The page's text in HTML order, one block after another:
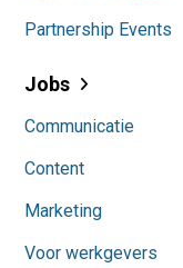
Partnership Events
Jobs
Communicatie
Content
Marketing
Voor werkgevers